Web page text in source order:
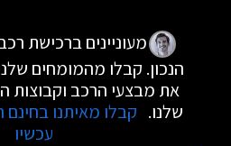
מעוניינים ברכישת
הנכון. קבלו מהמומחים
את מבצעי הרכב וקבוצות
שלנו. קבלו מאיתנו
עכשיו